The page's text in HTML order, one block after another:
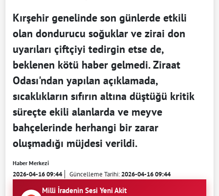
Kırşehir genelinde son günlerde etkili
olan dondurucu soğuklar ve zirai don
uyarıları çiftçiyi tedirgin etse de,
beklenen kötü haber gelmedi. Ziraat
Odası'ndan yapılan açıklamada,
sıcaklıkların sıfırın altına düştüğü kritik
süreçte ekili alanlarda ve meyve
bahçelerinde herhangi bir zarar
oluşmadığı müjdesi verildi.
Haber Merkezi
2026-04-16 09:44 Güncelleme Tarihi:2026-04-16 09:44
Milli İradenin Sesi Yeni Akit